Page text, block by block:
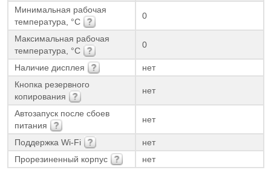
Минимальная рабочая
температура, °С
0
Максимальная рабочая
температура, °С
0
Наличие дисплея
нет
Кнопка резервного
копирования
нет
Автозапуск после сбоев
питания
нет
Поддержка Wi-Fi
нет
Прорезиненный корпус
нет